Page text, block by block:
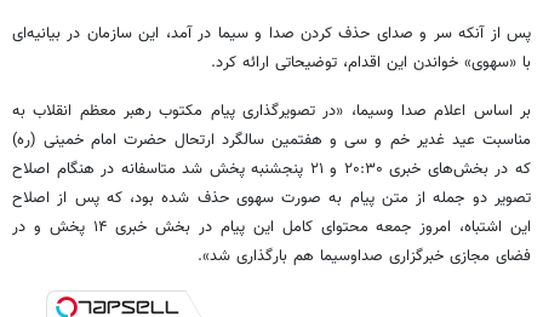
پس از آنکه سر و صدای حذف کردن صدا و سیما در آمد، این سازمان در بیانیه‌ای
با «سهوی» خواندن این اقدام، توضیحاتی ارائه کرد.
بر اساس اعلام صدا وسیما، «در تصویرگذاری پیام مکتوب رهبر معظم انقلاب به
مناسبت عید غدیر خم و سی و هفتمین سالگرد ارتحال حضرت امام خمینی (ره)
که در بخش‌های خبری ۲۰:۳۰ و ۲۱ پنجشنبه پخش شد متاسفانه در هنگام اصلاح
تصویر دو جمله از متن پیام به صورت سهوی حذف شده بود، که پس از اصلاح
این اشتباه، امروز جمعه محتوای کامل این پیام در بخش خبری ۱۴ پخش و در
فضای مجازی خبرگزاری صداوسیما هم بارگذاری شد».